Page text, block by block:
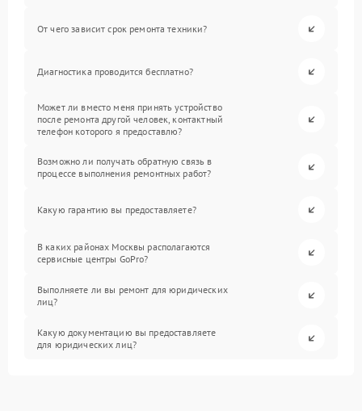
От чего зависит срок ремонта техники?
Диагностика проводится бесплатно?
Может ли вместо меня принять устройство
после ремонта другой человек, контактный
телефон которого я предоставлю?
Возможно ли получать обратную связь в
процессе выполнения ремонтных работ?
Какую гарантию вы предоставляете?
В каких районах Москвы располагаются
сервисные центры GoPro?
Выполняете ли вы ремонт для юридических
лиц?
Какую документацию вы предоставляете
для юридических лиц?